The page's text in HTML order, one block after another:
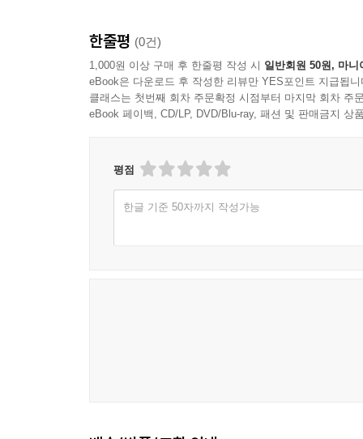
한줄평 (0건)
1,000원 이상 구매 후 한줄평 작성 시 일반회원 50원, 마니
eBook은 다운로드 후 작성한 리뷰만 YES포인트 지급됩니
클래스는 첫번째 회차 주문확정 시점부터 마지막 회차 주
eBook 페이백, CD/LP, DVD/Blu-ray, 패션 및 판매금지 상
평점
한글 기준 50자까지 작성가능